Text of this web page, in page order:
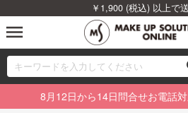
￥1,900 (税込) 以上で
menu
00 ブランドから探す
8月12日から14日問合せお電話